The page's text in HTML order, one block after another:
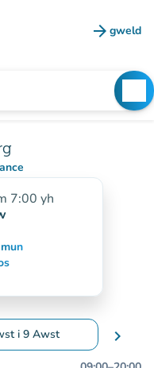
arrow_forward gweld
(tab
7:00 yh
mun
i 9 Awst
i newid dyddiadau chevron_right